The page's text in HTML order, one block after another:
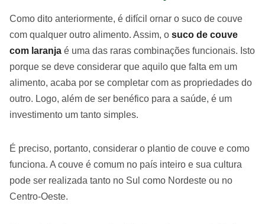
Como dito anteriormente, é difícil ornar o suco de couve
com qualquer outro alimento. Assim, o suco de couve
com laranja é uma das raras combinações funcionais. Isto
porque se deve considerar que aquilo que falta em um
alimento, acaba por se completar com as propriedades do
outro. Logo, além de ser benéfico para a saúde, é um
investimento um tanto simples.
É preciso, portanto, considerar o plantio de couve e como
funciona. A couve é comum no país inteiro e sua cultura
pode ser realizada tanto no Sul como Nordeste ou no
Centro-Oeste.